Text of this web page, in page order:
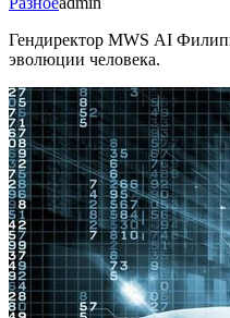
Гендиректор MWS AI
эволюции человека.